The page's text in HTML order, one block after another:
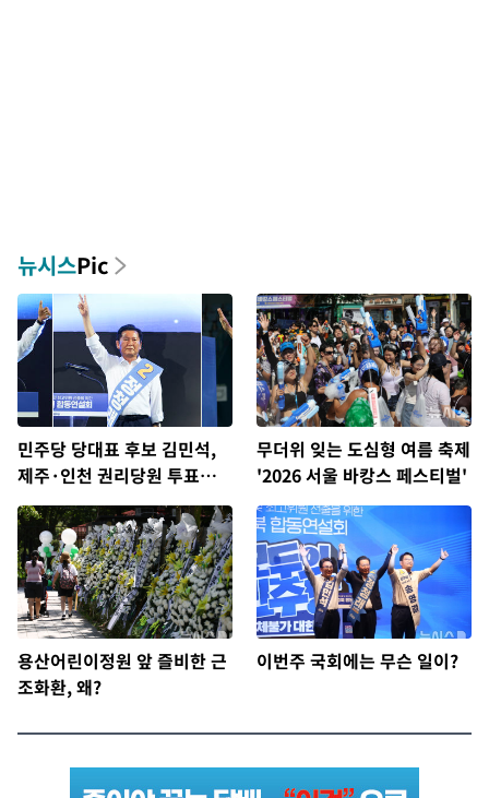
뉴시스Pic
민주당 당대표 후보 김민석,
제주·인천 권리당원 투표서
정청래에 승리
무더위 잊는 도심형 여름 축제
'2026 서울 바캉스 페스티벌'
용산어린이정원 앞 즐비한 근
조화환, 왜?
이번주 국회에는 무슨 일이?